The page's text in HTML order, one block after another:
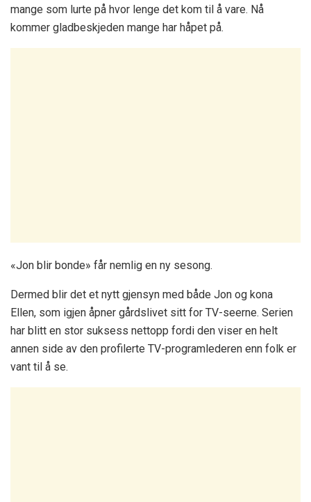
mange som lurte på hvor lenge det kom til å vare. Nå
kommer gladbeskjeden mange har håpet på.
«Jon blir bonde» får nemlig en ny sesong.
Dermed blir det et nytt gjensyn med både Jon og kona
Ellen, som igjen åpner gårdslivet sitt for TV-seerne. Serien
har blitt en stor suksess nettopp fordi den viser en helt
annen side av den profilerte TV-programlederen enn folk er
vant til å se.